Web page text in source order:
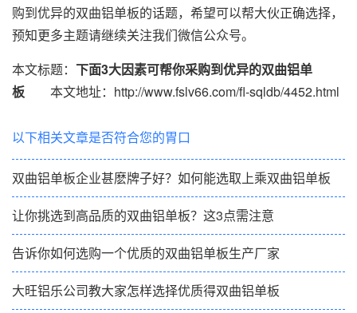
购到优异的双曲铝单板的话题，希望可以帮大伙正确选择，
预知更多主题请继续关注我们微信公众号。
本文标题： 下面3大因素可帮你采购到优异的双曲铝单
板 本文地址：http://www.fslv66.com/fl-sqldb/4452.html
以下相关文章是否符合您的胃口
双曲铝单板企业甚麽牌子好？如何能选取上乘双曲铝单板
让你挑选到高品质的双曲铝单板？这3点需注意
告诉你如何选购一个优质的双曲铝单板生产厂家
大旺铝乐公司教大家怎样选择优质得双曲铝单板